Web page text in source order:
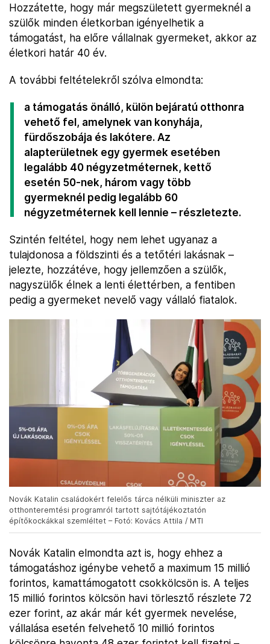
Hozzátette, hogy már megszületett gyermeknél a
szülők minden életkorban igényelhetik a
támogatást, ha előre vállalnak gyermeket, akkor az
életkori határ 40 év.
A további feltételekről szólva elmondta:
a támogatás önálló, külön bejáratú otthonra
vehető fel, amelynek van konyhája,
fürdőszobája és lakótere. Az
alapterületnek egy gyermek esetében
legalább 40 négyzetméternek, kettő
esetén 50-nek, három vagy több
gyermeknél pedig legalább 60
négyzetméternek kell lennie – részletezte.
Szintén feltétel, hogy nem lehet ugyanaz a
tulajdonosa a földszinti és a tetőtéri lakásnak –
jelezte, hozzátéve, hogy jellemzően a szülők,
nagyszülők élnek a lenti élettérben, a fentiben
pedig a gyermeket nevelő vagy vállaló fiatalok.
Novák Katalin családokért felelős tárca nélküli miniszter az
otthonteremtési programról tartott sajtótájékoztatón
építőkockákkal szemléltet – Fotó: Kovács Attila / MTI
Novák Katalin elmondta azt is, hogy ehhez a
támogatáshoz igénybe vehető a maximum 15 millió
forintos, kamattámogatott csokkölcsön is. A teljes
15 millió forintos kölcsön havi törlesztő részlete 72
ezer forint, az akár már két gyermek nevelése,
vállalása esetén felvehető 10 millió forintos